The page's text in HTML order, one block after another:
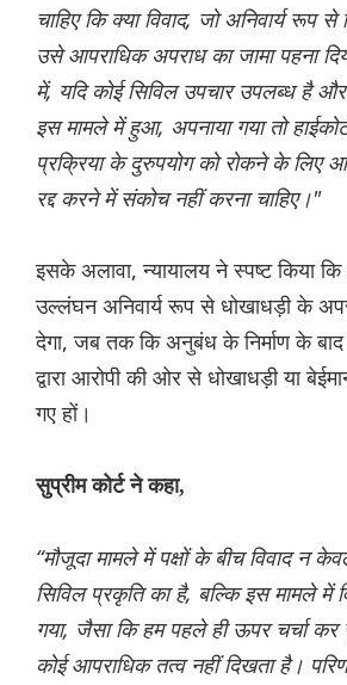
चाहिए कि क्या विवाद, जो अनिवार्य रूप
उसे आपराधिक अपराध का जामा पहना
में, यदि कोई सिविल उपचार उपलब्ध है
इस मामले में हुआ, अपनाया गया तो
प्रक्रिया के दुरुपयोग को रोकने के लिए
रद्द करने में संकोच नहीं करना चाहिए।"
इसके अलावा, न्यायालय ने स्पष्ट किया
उल्लंघन अनिवार्य रूप से धोखाधड़ी के
देगा, जब तक कि अनुबंध के निर्माण के बाद
द्वारा आरोपी की ओर से धोखाधड़ी या
गए हों।
सुप्रीम कोर्ट ने कहा,
“मौजूदा मामले में पक्षों के बीच विवाद न
सिविल प्रकृति का है, बल्कि इस मामले में
गया, जैसा कि हम पहले ही ऊपर चर्चा
कोई आपराधिक तत्व नहीं दिखता है।